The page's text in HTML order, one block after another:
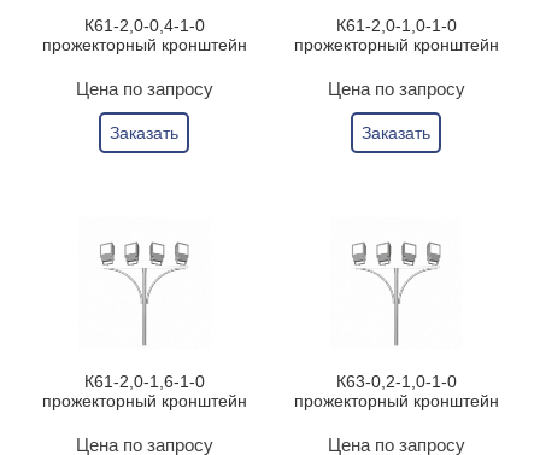
К61-2,0-0,4-1-0
прожекторный кронштейн
Цена по запросу
Заказать
К61-2,0-1,0-1-0
прожекторный кронштейн
Цена по запросу
Заказать
К61-2,0-1,6-1-0
прожекторный кронштейн
Цена по запросу
К63-0,2-1,0-1-0
прожекторный кронштейн
Цена по запросу